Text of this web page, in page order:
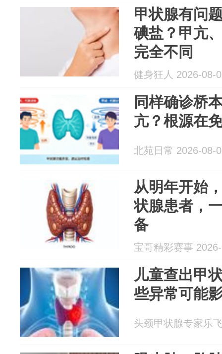
甲状腺有问
碘盐？甲亢
完全不同
健身狂人 2026-08-
同样确诊桥
亢？根源在
北苑日常 2026-08-
从明年开始
状腺患者，
备
宝哥精彩赛事
儿童查出甲
些异常可能
头颈甲状腺专家乐